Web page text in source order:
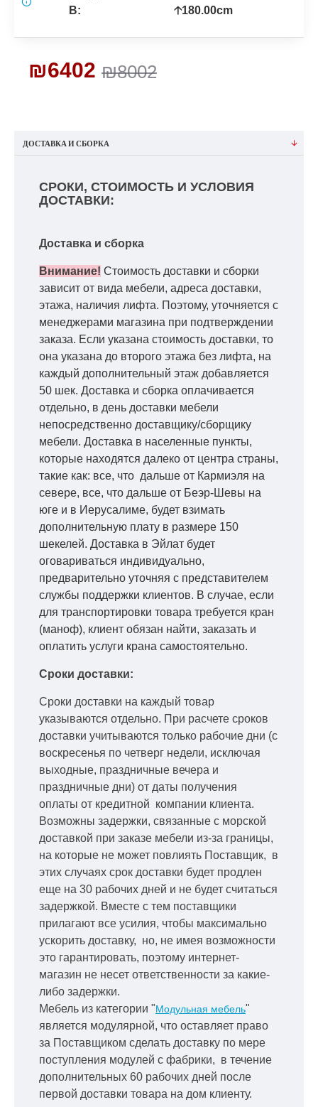
₪8002
₪6402
В:
🡡180.00cm
ДОСТАВКА И СБОРКА
СРОКИ, СТОИМОСТЬ И УСЛОВИЯ
ДОСТАВКИ:
Доставка и сборка
Внимание! Стоимость доставки и сборки
зависит от вида мебели, адреса доставки,
этажа, наличия лифта. Поэтому, уточняется с
менеджерами магазина при подтверждении
заказа. Если указана стоимость доставки, то
она указана до второго этажа без лифта, на
каждый дополнительный этаж добавляется
50 шек. Доставка и сборка оплачивается
отдельно, в день доставки мебели
непосредственно доставщику/сборщику
мебели. Доставка в населенные пункты,
которые находятся далеко от центра страны,
такие как: все, что дальше от Кармиэля на
севере, все, что дальше от Беэр-Шевы на
юге и в Иерусалиме, будет взимать
дополнительную плату в размере 150
шекелей. Доставка в Эйлат будет
оговариваться индивидуально,
предварительно уточняя с представителем
службы поддержки клиентов. В случае, если
для транспортировки товара требуется кран
(маноф), клиент обязан найти, заказать и
оплатить услуги крана самостоятельно.
Сроки доставки:
Сроки доставки на каждый товар
указываются отдельно. При расчете сроков
доставки учитываются только рабочие дни (с
воскресенья по четверг недели, исключая
выходные, праздничные вечера и
праздничные дни) от даты получения
оплаты от кредитной компании клиента.
Возможны задержки, связанные с морской
доставкой при заказе мебели из-за границы,
на которые не может повлиять Поставщик, в
этих случаях срок доставки будет продлен
еще на 30 рабочих дней и не будет считаться
задержкой. Вместе с тем поставщики
прилагают все усилия, чтобы максимально
ускорить доставку, но, не имея возможности
это гарантировать, поэтому интернет-
магазин не несет ответственности за какие-
либо задержки.
Мебель из категории "Модульная мебель"
является модулярной, что оставляет право
за Поставщиком сделать доставку по мере
поступления модулей с фабрики, в течение
дополнительных 60 рабочих дней после
первой доставки товара на дом клиенту.